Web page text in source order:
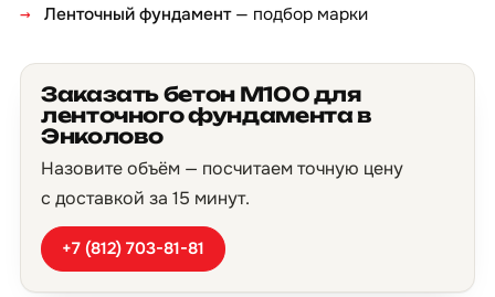
Ленточный фундамент— подбор марки
Заказать бетон М100 для
ленточного фундамента в
Энколово
Назовите объём — посчитаем точную цену
с доставкой за 15 минут.
+7 (812) 703-81-81